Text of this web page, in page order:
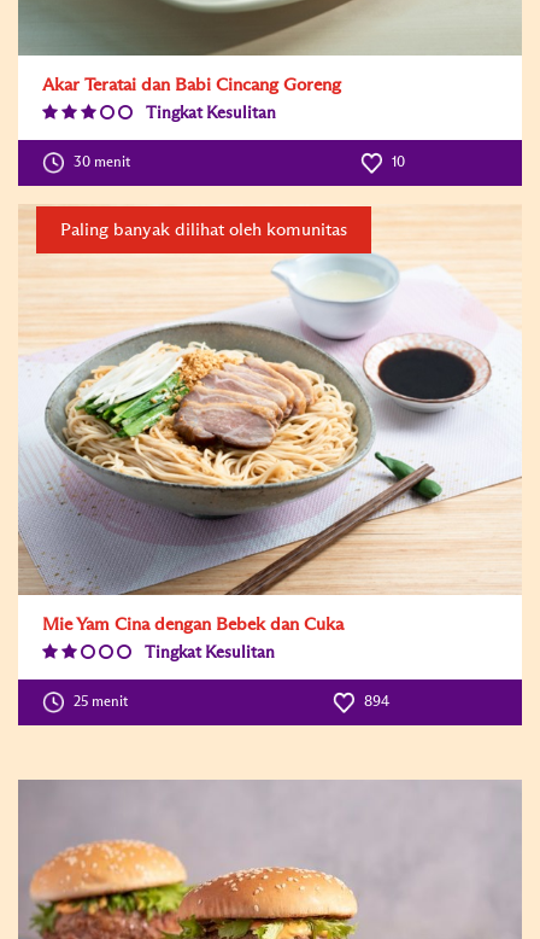
Akar Teratai dan Babi Cincang Goreng
Tingkat Kesulitan
30 menit 10
Paling banyak dilihat oleh komunitas
Mie Yam Cina dengan Bebek dan Cuka
Tingkat Kesulitan
25 menit 894